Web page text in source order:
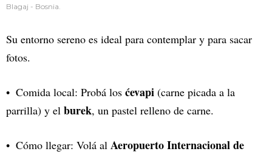
Blagaj - Bosnia.
Su entorno sereno es ideal para contemplar y para sacar
fotos.
Comida local: Probá los ćevapi (carne picada a la
parrilla) y el burek, un pastel relleno de carne.
Cómo llegar: Volá al Aeropuerto Internacional de